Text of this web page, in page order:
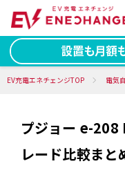
法人向けお問
資料ダウンロー
電話をかけ
EV充電エネチェンジTOP 電気
プジョー e-208
レード比較まと